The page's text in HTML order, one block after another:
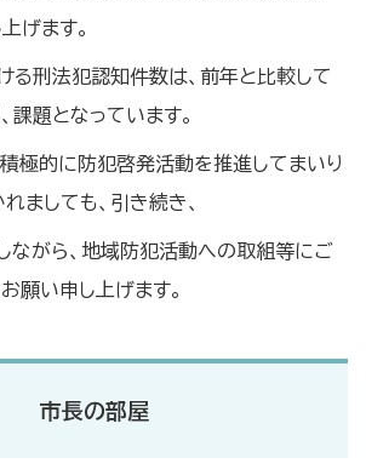
げます。
る刑法犯認知件数は、前年と比較して
課題となっています。
積極的に防犯啓発活動を推進してまいり
ましても、引き続き、
ながら、地域防犯活動への取組等にご
願い申し上げます。
市長の部屋